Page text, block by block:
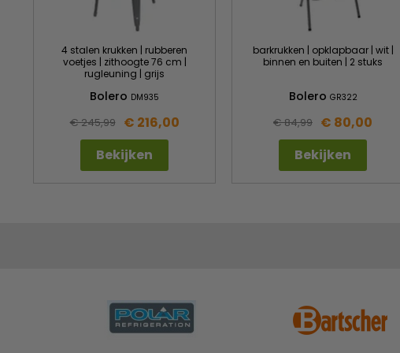
4 stalen krukken | rubberen
voetjes | zithoogte 76 cm |
rugleuning | grijs
Bolero DM935
€ 245,99
€ 216,00
Bekijken
barkrukken | opklapbaar | wit |
binnen en buiten | 2 stuks
Bolero GR322
€ 84,99 € 80,00
Bekijken